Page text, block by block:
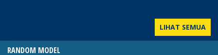
LIHAT SEMUA
RANDOM MODEL